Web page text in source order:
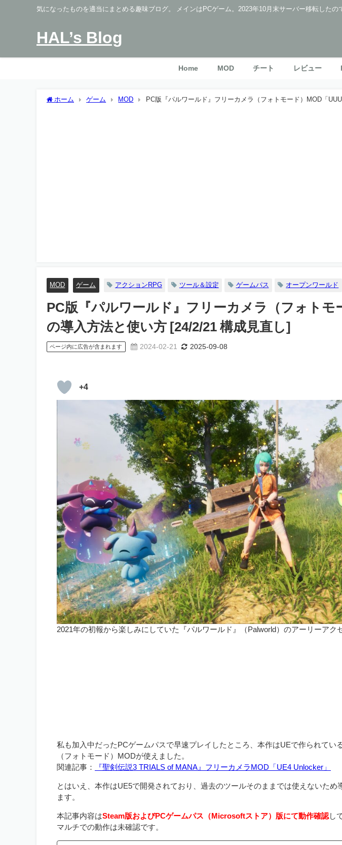
気になったものを適当にまとめる趣味ブログ。 メインはPCゲーム。2023年10月末サーバー移転したの
HAL’s Blog
Home MOD チート レビュー
ホーム ゲーム MOD
PC版『パルワールド』フリーカメラ（フォトモード）MOD「
MOD ゲーム アクションRPG ツール＆設定 ゲームパス オープンワールド
PC版『パルワールド』フリーカメラ（フォトモ
の導入方法と使い方 [24/2/21 構成見直し]
ページ内に広告が含まれます 2024-02-21 2025-09-08
+4
2021年の初報から楽しみにしていた『パルワールド』（Palworld）のアーリーアク
私も加入中だったPCゲームパスで早速プレイしたところ、本作はUEで作られてい
（フォトモード）MODが使えました。
関連記事：
『聖剣伝説3 TRIALS of MANA』フリーカメラMOD「UE4 Unlocker」
とはいえ、本作はUE5で開発されており、過去のツールそのままでは使えないため
ます。
本記事内容はSteam版およびPCゲームパス（Microsoftストア）版にて動作確認 し
マルチでの動作は未確認です。